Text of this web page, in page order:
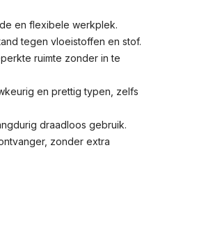
en flexibele werkplek.
tegen vloeistoffen en stof.
ruimte zonder in te
en prettig typen, zelfs
draadloos gebruik.
zonder extra